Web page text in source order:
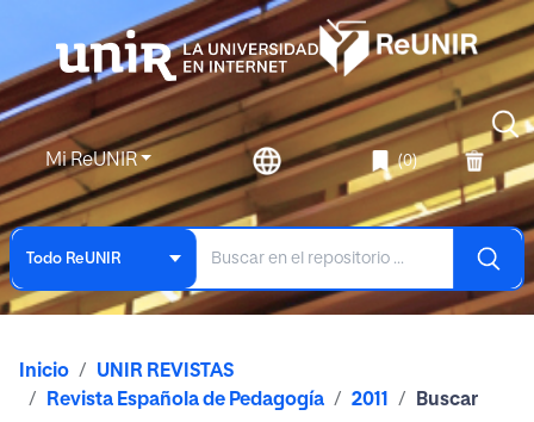
Mi ReUNIR (0)
Todo ReUNIR
Inicio
UNIR REVISTAS
Revista Española de Pedagogía
2011 Buscar